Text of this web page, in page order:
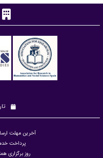
آخرین مهلت
پرداخت
روز برگزاری